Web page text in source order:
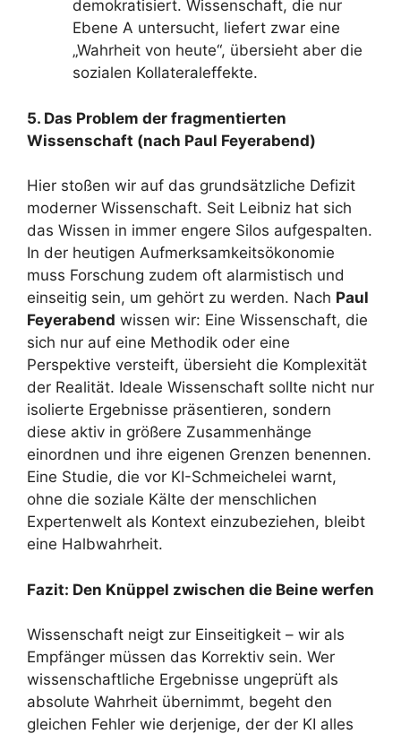
demokratisiert. Wissenschaft, die nur
Ebene A untersucht, liefert zwar eine
„Wahrheit von heute“, übersieht aber die
sozialen Kollateraleffekte.
5. Das Problem der fragmentierten
Wissenschaft (nach Paul Feyerabend)
Hier stoßen wir auf das grundsätzliche Defizit
moderner Wissenschaft. Seit Leibniz hat sich
das Wissen in immer engere Silos aufgespalten.
In der heutigen Aufmerksamkeitsökonomie
muss Forschung zudem oft alarmistisch und
einseitig sein, um gehört zu werden. Nach Paul
Feyerabend wissen wir: Eine Wissenschaft, die
sich nur auf eine Methodik oder eine
Perspektive versteift, übersieht die Komplexität
der Realität. Ideale Wissenschaft sollte nicht nur
isolierte Ergebnisse präsentieren, sondern
diese aktiv in größere Zusammenhänge
einordnen und ihre eigenen Grenzen benennen.
Eine Studie, die vor KI-Schmeichelei warnt,
ohne die soziale Kälte der menschlichen
Expertenwelt als Kontext einzubeziehen, bleibt
eine Halbwahrheit.
Fazit: Den Knüppel zwischen die Beine werfen
Wissenschaft neigt zur Einseitigkeit – wir als
Empfänger müssen das Korrektiv sein. Wer
wissenschaftliche Ergebnisse ungeprüft als
absolute Wahrheit übernimmt, begeht den
gleichen Fehler wie derjenige, der der KI alles